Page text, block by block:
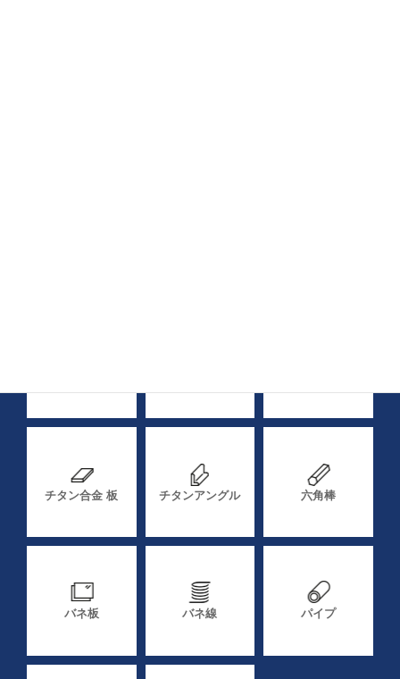
チタン合金 板 チタンアングル 六角棒
バネ板 バネ線 パイプ